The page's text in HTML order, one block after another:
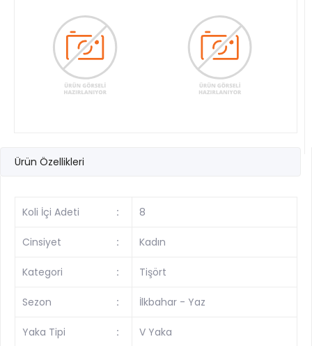
Ürün Özellikleri
Koli İçi Adeti : 8
Cinsiyet : Kadın
Kategori : Tişört
Sezon : İlkbahar - Yaz
Yaka Tipi : V Yaka